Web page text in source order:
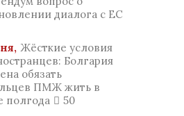
диалога с ЕС
Жёсткие условия
Болгария
обязать
ПМЖ жить в
полгода
50